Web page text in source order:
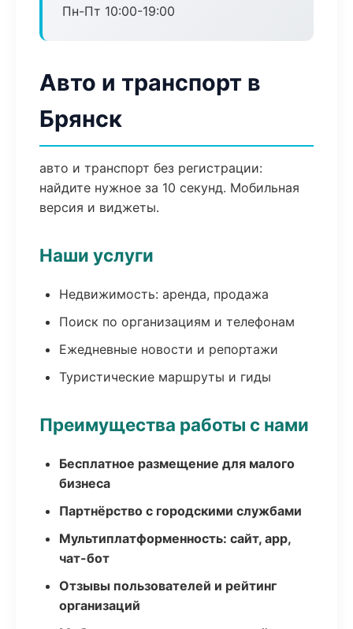
Пн-Пт 10:00-19:00
Авто и транспорт в
Брянск
авто и транспорт без регистрации:
найдите нужное за 10 секунд. Мобильная
версия и виджеты.
Наши услуги
Недвижимость: аренда, продажа
Поиск по организациям и телефонам
Ежедневные новости и репортажи
Туристические маршруты и гиды
Преимущества работы с нами
Бесплатное размещение для малого
бизнеса
Партнёрство с городскими службами
Мультиплатформенность: сайт, app,
чат-бот
Отзывы пользователей и рейтинг
организаций